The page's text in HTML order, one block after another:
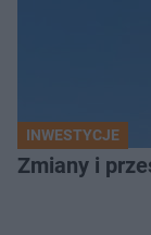
INWESTYCJE
Zmiany i